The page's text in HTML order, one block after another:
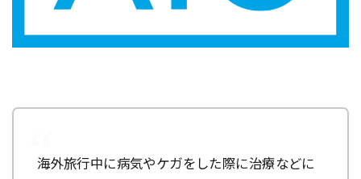
海外旅行中に病気やケガをした際に治療などに